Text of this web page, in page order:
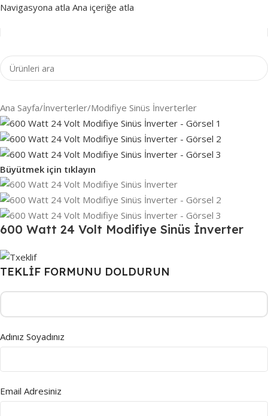
Navigasyona atla Ana içeriğe atla
Ana Sayfa/İnverterler/Modifiye Sinüs İnverterler
Büyütmek için tıklayın
600 Watt 24 Volt Modifiye Sinüs İnverter
TEKLİF FORMUNU DOLDURUN
Adınız Soyadınız
Email Adresiniz